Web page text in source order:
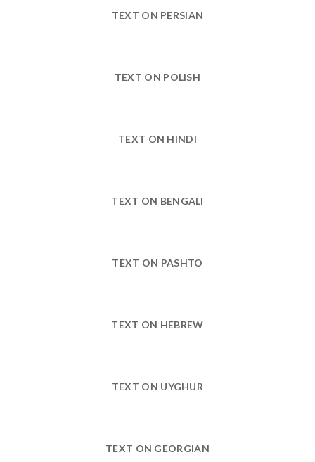
TEXT ON PERSIAN
TEXT ON POLISH
TEXT ON HINDI
TEXT ON BENGALI
TEXT ON PASHTO
TEXT ON HEBREW
TEXT ON UYGHUR
TEXT ON GEORGIAN